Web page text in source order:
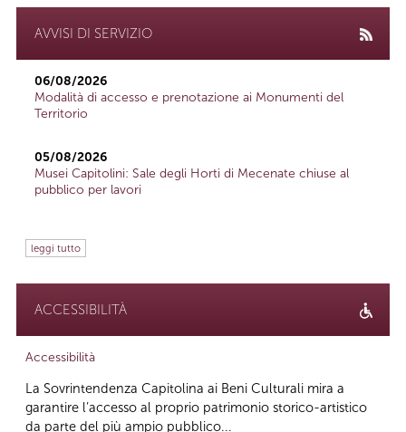
AVVISI DI SERVIZIO
06/08/2026
Modalità di accesso e prenotazione ai Monumenti del
Territorio
05/08/2026
Musei Capitolini: Sale degli Horti di Mecenate chiuse al
pubblico per lavori
leggi tutto
ACCESSIBILITÀ
Accessibilità
La Sovrintendenza Capitolina ai Beni Culturali mira a
garantire l’accesso al proprio patrimonio storico-artistico
da parte del più ampio pubblico...